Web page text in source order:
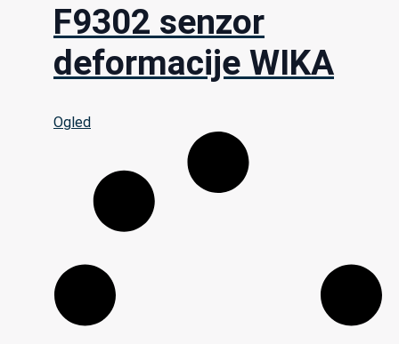
F9302 senzor
deformacije WIKA
Ogled